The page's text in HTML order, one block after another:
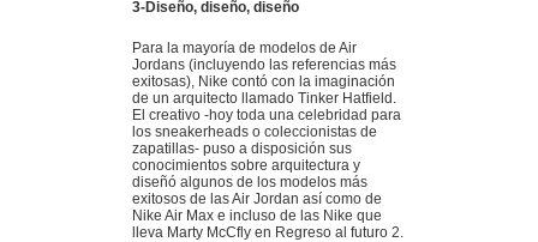
3-Diseño, diseño, diseño
Para la mayoría de modelos de Air
Jordans (incluyendo las referencias más
exitosas), Nike contó con la imaginación
de un arquitecto llamado Tinker Hatfield.
El creativo -hoy toda una celebridad para
los sneakerheads o coleccionistas de
zapatillas- puso a disposición sus
conocimientos sobre arquitectura y
diseñó algunos de los modelos más
exitosos de las Air Jordan así como de
Nike Air Max e incluso de las Nike que
lleva Marty McCfly en Regreso al futuro 2.